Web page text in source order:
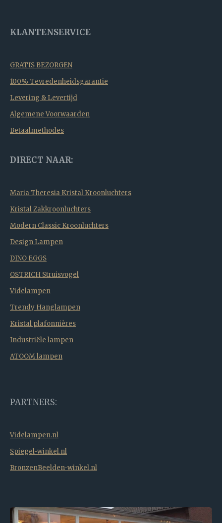
KLANTENSERVICE
GRATIS BEZORGEN
100% Tevredenheidsgarantie
Levering & Levertijd
Algemene Voorwaarden
Betaalmethodes
DIRECT NAAR:
Maria Theresia Kristal Kroonluchters
Kristal Zakkroonluchters
Modern Classic Kroonluchters
Design Lampen
DINO EGGS
OSTRICH Struisvogel
Videlampen
Trendy Hanglampen
Kristal plafonnières
Industriële lampen
ATOOM lampen
PARTNERS:
Videlampen.nl
Spiegel-winkel.nl
BronzenBeelden-winkel.nl